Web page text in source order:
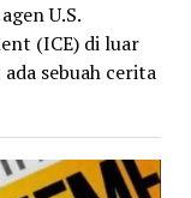
U.S.
(ICE) di luar
sebuah cerita